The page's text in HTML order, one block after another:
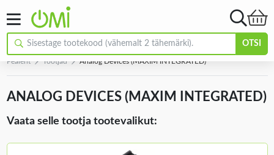
OTSI
Pealeht Tootjad Analog Devices (MAXIM INTEGRATED)
ANALOG DEVICES (MAXIM INTEGRATED)
Vaata selle tootja tootevalikut: